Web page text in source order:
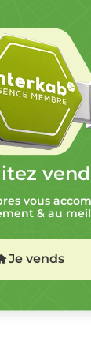
vous
& au
Je vends